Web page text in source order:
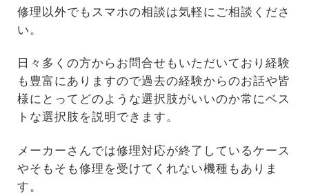
修理以外でもスマホの相談は気軽にご相談くださ
い。
日々多くの方からお問合せもいただいており経験
も豊富にありますので過去の経験からのお話や皆
様にとってどのような選択肢がいいのか常にベス
トな選択肢を説明できます。
メーカーさんでは修理対応が終了しているケース
やそもそも修理を受けてくれない機種もありま
す。